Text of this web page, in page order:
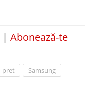
| Abonează-te
pret
Samsung